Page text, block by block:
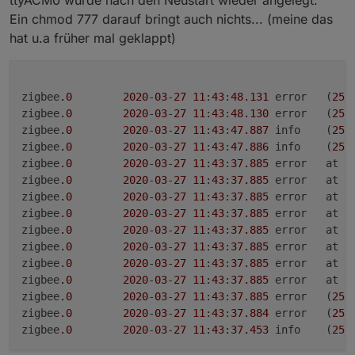
Ein chmod 777 darauf bringt auch nichts... (meine das
hat u.a früher mal geklappt)
zigbee.0 2020-03-27 11 :43:48.131
	error	(
zigbee.0 2020-03-27 11 :43:48.130
	error	(
zigbee.0 2020-03-27 11 :43:47.887
	info	(
zigbee.0 2020-03-27 11 :43:47.886
	info	(
zigbee.0 2020-03-27 11 :43: 37.885
error
zigbee.0 2020-03-27 11 :43: 37.885
	error	at
zigbee.0 2020-03-27 11 :43: 37.885
	error	at
zigbee.0 2020-03-27 11 :43: 37.885
error
zigbee.0 2020-03-27 11 :43: 37.885
	error	at
zigbee.0 2020-03-27 11 :43: 37.885
zigbee.0 2020-03-27 11 :43: 37.885
	error	at
zigbee.0 2020-03-27 11 :43: 37.885
	error	at
zigbee.0 2020-03-27 11 :43: 37.885
	error	(
zigbee.0 2020-03-27 11 :43: 37.884
	error	(
zigbee.0 2020-03-27 11 :43: 37.453
	info	(